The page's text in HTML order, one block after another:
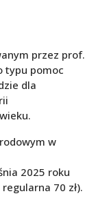
przez prof.
typu pomoc
dla
w
2025 roku
70 zł).